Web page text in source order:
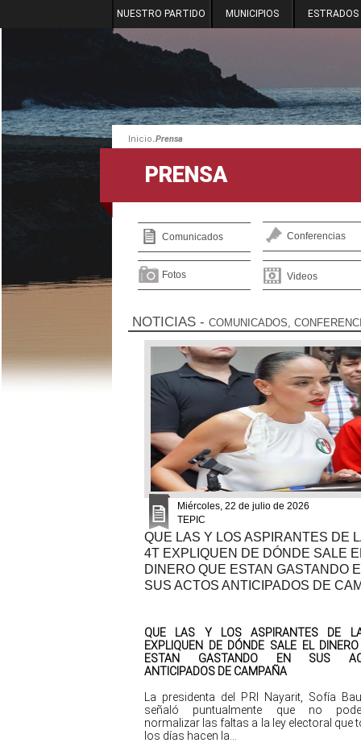
NUESTRO PARTIDO MUNICIPIOS ESTRADOS
Inicio.Prensa
PRENSA
Comunicados Conferencias
Fotos Videos
NOTICIAS - COMUNICADOS,
Miércoles, 22 de julio de 2026
TEPIC
QUE LAS Y LOS ASPIRANTES DE
4T EXPLIQUEN DE DÓNDE SALE
DINERO QUE ESTAN GASTANDO
SUS ACTOS ANTICIPADOS DE
QUE LAS Y LOS ASPIRANTES DE
EXPLIQUEN DE DÓNDE SALE EL
ESTAN GASTANDO EN SUS
ANTICIPADOS DE CAMPAÑA
La presidenta del PRI Nayarit, Sofía
señaló puntualmente que no
normalizar las faltas a la ley electoral que
los días hacen la...